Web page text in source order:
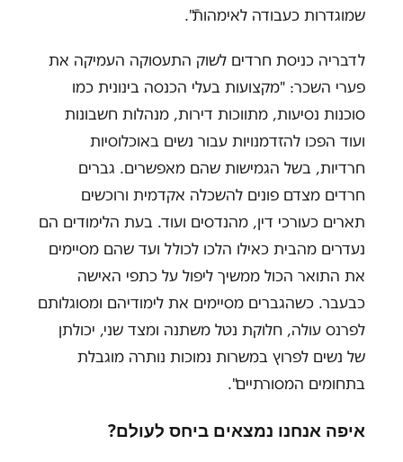
שמוגדרות כעבודה לאימהותֿ".
לדבריה כניסת חרדים לשוק התעסוקה העמיקה את
פערי השכר: "מקצועות בעלי הכנסה בינונית כמו
סוכנות נסיעות, מתווכות דירות, מנהלות חשבונות
ועוד הפכו להזדמנויות עבור נשים באוכלוסיות
חרדיות, בשל הגמישות שהם מאפשרים. גברים
חרדים מצדם פונים להשכלה אקדמית ורוכשים
תארים כעורכי דין, מהנדסים ועוד. בעת הלימודים הם
נעדרים מהבית כאילו הלכו לכולל ועד שהם מסיימים
את התואר הכול ממשיך ליפול על כתפי האישה
כבעבר. כשהגברים מסיימים את לימודיהם ומסוגלותם
לפרנס עולה, חלוקת נטל משתנה ומצד שני, יכולתן
של נשים לפרוץ במשרות נמוכות נותרה מוגבלת
בתחומים המסורתיים".
איפה אנחנו נמצאים ביחס לעולם?